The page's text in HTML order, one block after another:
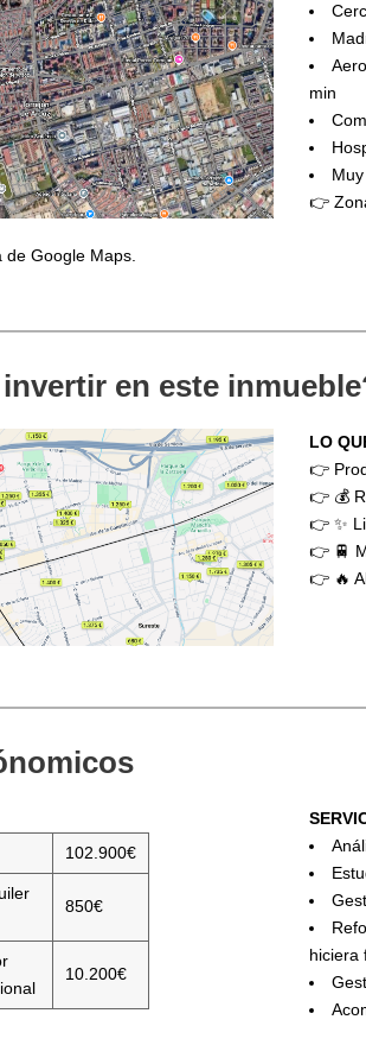
de Google Maps.
min
👉
en este
LO
👉
👉 💰
👉 ✨
👉 🚆
👉 🔥
102.900€
850€
10.200€
hiciera